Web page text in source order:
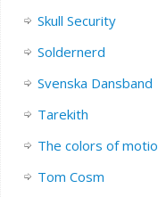
Skull Security
Soldernerd
Svenska Dansband
Tarekith
The colors of
Tom Cosm